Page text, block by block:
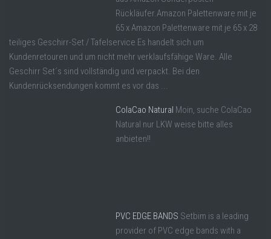
Rückläufer.Amazon Palettenware mit je
65 x Amazon Palettenware mit je 65 x 28
teiliges Geschirr-Set / Tafelservice Es handelt sich um
Kundenretouren und um nicht mehr verklaufsfähige Ware. Alle
Geschirr Set´s sind vollständig und verpackt. Bei den
Kundenrücksendungen kommt es vor das ...
ColaCao Natural Moin, suche ColaCao
Natural nur LKW weise bitte alles
anbieten!!
PVC EDGE BANDS Setbim is a leading
provider of PVC edge bands with a